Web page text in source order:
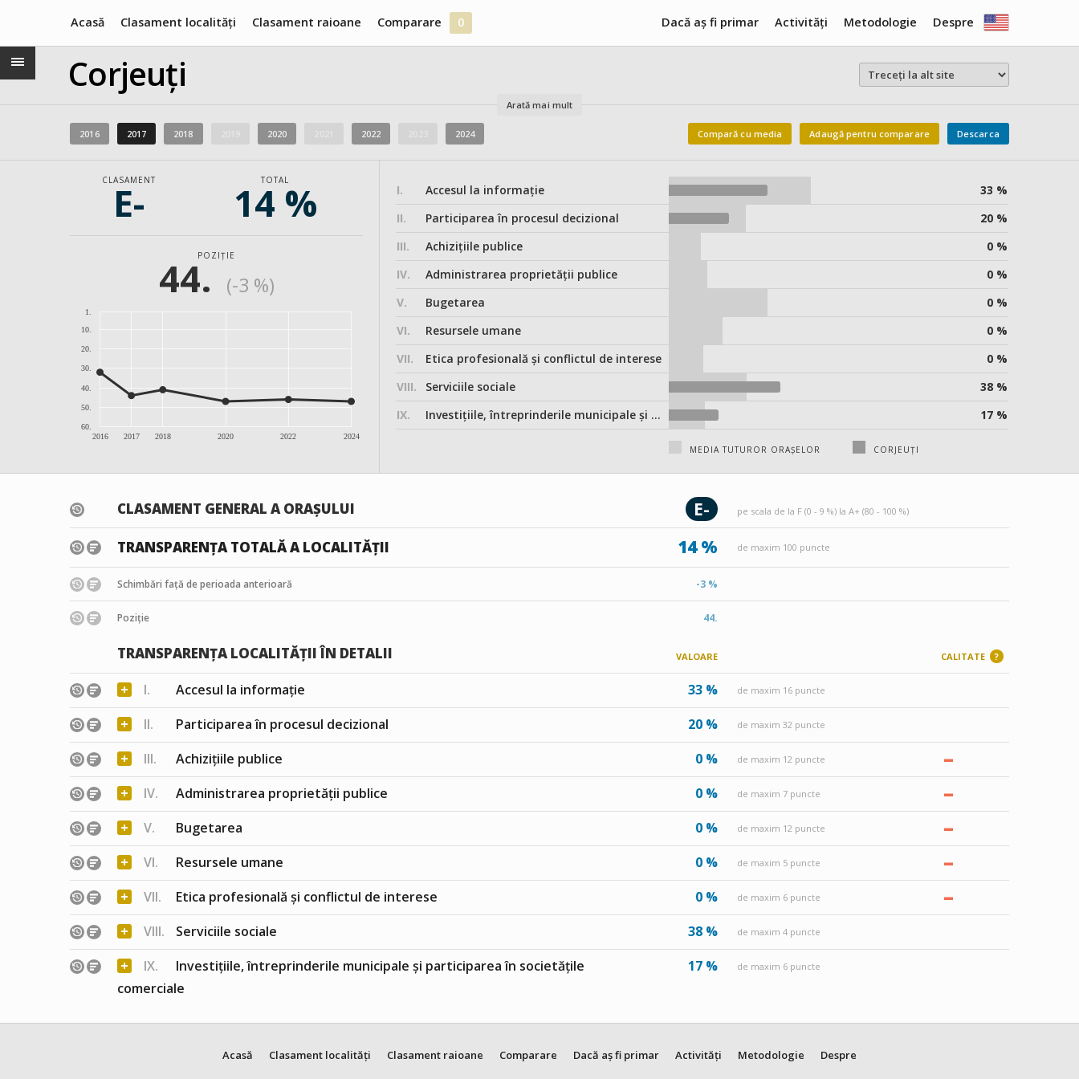
Acasă Despre
Clasament localități Metodologie
Clasament raioane Activități
Comparare 0 Dacă aș fi primar
Corjeuți
Arată mai mult
2016 2017 2018 2020 2022 2024 Descarca
Adaugă pentru comparare
Compară cu media
CLASAMENT
E- TOTAL
14 %
POZIȚIE
44. (-3 %)
2016 2017 2018 2020 2022 2024
1.
10.
20.
30.
40.
50.
60.
I. Accesul la informație
33 %
II.
Participarea în procesul decizional
20 %
III.
Achizițiile publice
0 %
IV.
Administrarea proprietății publice
0 %
V.
Bugetarea
0 %
VI.
Resursele umane
0 %
VII.
Etica profesională și conflictul de interese
0 %
VIII.
Serviciile sociale
38 %
IX.
Investițiile, întreprinderile municipale și participarea în societățile comerciale 17 %
MEDIA TUTUROR ORAȘELOR CORJEUȚI
CLASAMENT GENERAL A ORAȘULUI E- pe scala de la F (0 - 9 %) la A+ (80 - 100 %)
TRANSPARENȚA TOTALĂ A LOCALITĂȚII 14 % de maxim 100 puncte
Schimbări față de perioada anterioară -3 %
Poziție 44.
TRANSPARENȚA LOCALITĂȚII ÎN DETALII VALOARE CALITATE ?
+ I. Accesul la informație 33 % de maxim 16 puncte
+ II. Participarea în procesul decizional 20 % de maxim 32 puncte
+ III. Achizițiile publice 0 % de maxim 12 puncte –
+ IV. Administrarea proprietății publice 0 % de maxim 7 puncte –
+ V. Bugetarea 0 % de maxim 12 puncte –
+ VI. Resursele umane 0 % de maxim 5 puncte –
+ VII. Etica profesională și conflictul de interese 0 % de maxim 6 puncte –
+ VIII. Serviciile sociale 38 % de maxim 4 puncte
+ IX.
Investițiile, întreprinderile municipale și participarea în societățile
comerciale
17 % de maxim 6 puncte
Acasă Clasament localități Clasament raioane Comparare Dacă aș fi primar Activități Metodologie Despre